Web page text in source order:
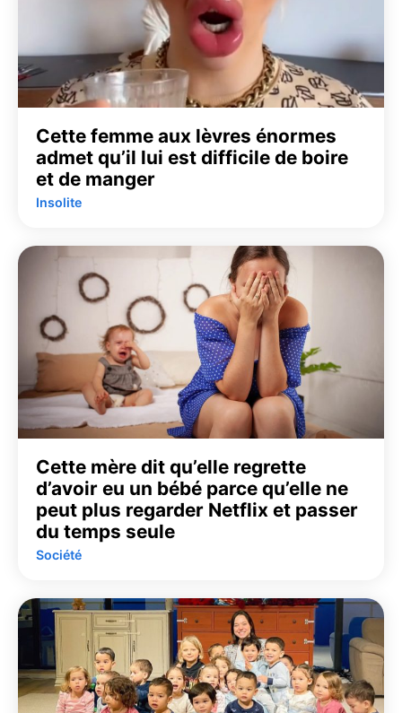
Cette femme aux lèvres énormes
admet qu’il lui est difficile de boire
et de manger
Insolite
Cette mère dit qu’elle regrette
d’avoir eu un bébé parce qu’elle ne
peut plus regarder Netflix et passer
du temps seule
Société